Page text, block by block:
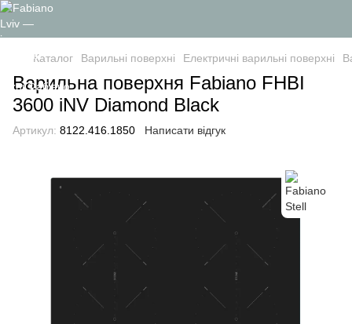
Каталог Варильні поверхні Електричні варильні поверхні
Варильна поверхня Fabiano FHBI
3600 iNV Diamond Black
Артикул: 8122.416.1850 Написати відгук